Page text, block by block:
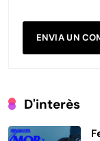
D'interès